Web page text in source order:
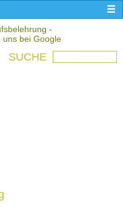
-
uns bei Google
SUCHE